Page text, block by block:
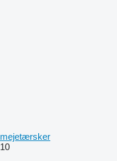
mejetærsker
10